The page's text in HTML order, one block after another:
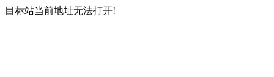
目标站当前地址无法打开!